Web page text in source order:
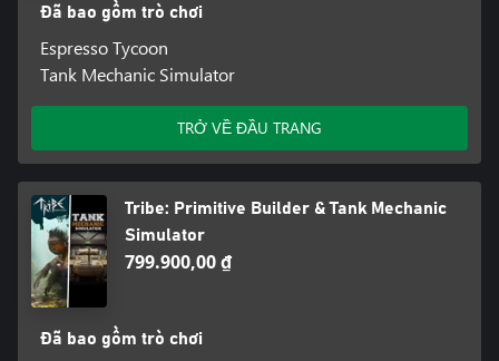
Đã bao gồm trò chơi
Espresso Tycoon
Tank Mechanic Simulator
TRỞ VỀ ĐẦU TRANG
Tribe: Primitive Builder & Tank Mechanic
Simulator
799.900,00 ₫
Đã bao gồm trò chơi